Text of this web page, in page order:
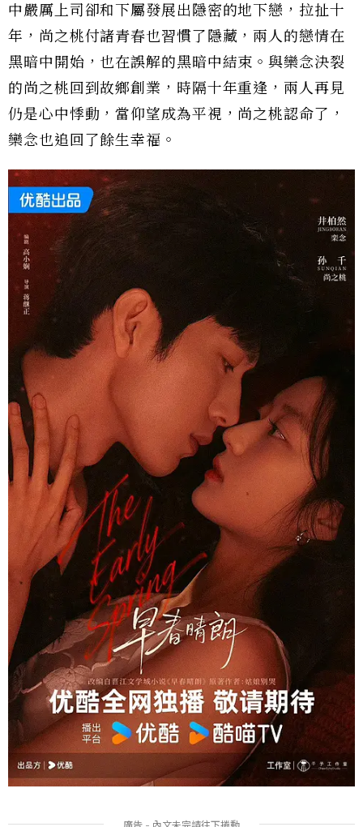
中嚴厲上司卻和下屬發展出隱密的地下戀，拉扯十
年，尚之桃付諸青春也習慣了隱藏，兩人的戀情在
黑暗中開始，也在誤解的黑暗中結束。與欒念決裂
的尚之桃回到故鄉創業，時隔十年重逢，兩人再見
仍是心中悸動，當仰望成為平視，尚之桃認命了，
欒念也追回了餘生幸福。